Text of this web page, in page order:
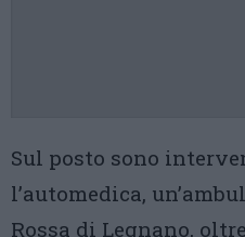
Sul posto sono
l’automedica,
Rossa di Legnano,